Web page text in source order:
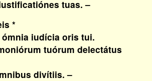
tuas. –
*
iudícia oris tui.
tuórum delectátus
divítiis. –